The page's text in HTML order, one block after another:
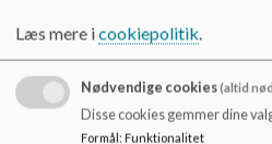
At sikre adgang til materialer
personalet
At skabe fysiske rammer og
Læs mere icookiepolitik.
Nødvendige cookies(altid
Disse cookies gemmer dine
Formål: Funktionalitet